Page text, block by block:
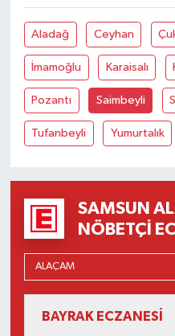
Aladağ Ceyhan
İmamoğlu Karaisalı
Pozantı Saimbeyli
Tufanbeyli Yumurtalık
SAMSUN
NÖBETÇI
BAYRAK ECZANESİ